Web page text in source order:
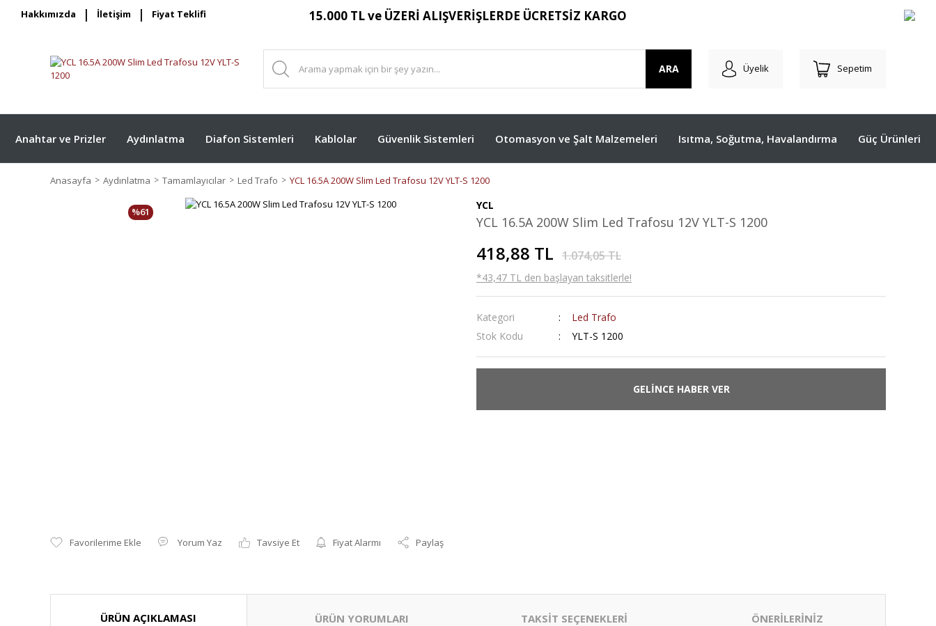
Hakkımızda İletişim Fiyat Teklifi 15.000 TL ve ÜZERİ ALIŞVERİŞLERDE ÜCRETSİZ KARGO
ARA Üyelik Sepetim
Anahtar ve Prizler Aydınlatma Diafon Sistemleri Kablolar Güvenlik Sistemleri Otomasyon ve Şalt Malzemeleri Isıtma, Soğutma, Havalandırma Güç Ürünleri
Anasayfa Aydınlatma Tamamlayıcılar Led Trafo YCL 16.5A 200W Slim Led Trafosu 12V YLT-S 1200
%61
Yorum Yaz Tavsiye Et Fiyat Alarmı Paylaş
YCL
YCL 16.5A 200W Slim Led Trafosu 12V YLT-S 1200
418,88 TL 1.074,05 TL
*43,47 TL den başlayan taksitlerle!
Kategori
Led Trafo
Stok Kodu
YLT-S 1200
GELİNCE HABER VER
ÜRÜN AÇIKLAMASI ÜRÜN YORUMLARI TAKSİT SEÇENEKLERİ ÖNERİLERİNİZ